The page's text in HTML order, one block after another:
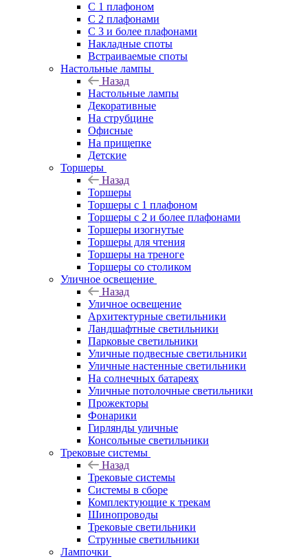
С 1 плафоном
С 2 плафонами
С 3 и более плафонами
Накладные споты
Встраиваемые споты
Настольные лампы
Назад
Настольные лампы
Декоративные
На струбцине
Офисные
На прищепке
Детские
Торшеры
Назад
Торшеры
Торшеры с 1 плафоном
Торшеры с 2 и более плафонами
Торшеры изогнутые
Торшеры для чтения
Торшеры на треноге
Торшеры со столиком
Уличное освещение
Назад
Уличное освещение
Архитектурные светильники
Ландшафтные светильники
Парковые светильники
Уличные подвесные светильники
Уличные настенные светильники
На солнечных батареях
Уличные потолочные светильники
Прожекторы
Фонарики
Гирлянды уличные
Консольные светильники
Трековые системы
Назад
Трековые системы
Системы в сборе
Комплектующие к трекам
Шинопроводы
Трековые светильники
Струнные светильники
Лампочки